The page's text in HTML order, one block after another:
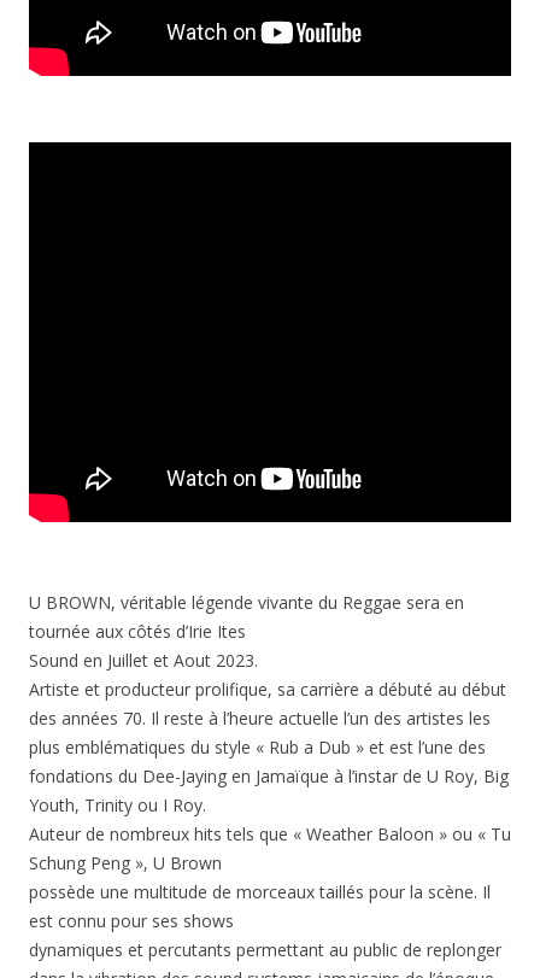
U BROWN, véritable légende vivante du Reggae sera en
tournée aux côtés d’Irie Ites
Sound en Juillet et Aout 2023.
Artiste et producteur prolifique, sa carrière a débuté au début
des années 70. Il reste à l’heure actuelle l’un des artistes les
plus emblématiques du style « Rub a Dub » et est l’une des
fondations du Dee-Jaying en Jamaïque à l’instar de U Roy, Big
Youth, Trinity ou I Roy.
Auteur de nombreux hits tels que « Weather Baloon » ou « Tu
Schung Peng », U Brown
possède une multitude de morceaux taillés pour la scène. Il
est connu pour ses shows
dynamiques et percutants permettant au public de replonger